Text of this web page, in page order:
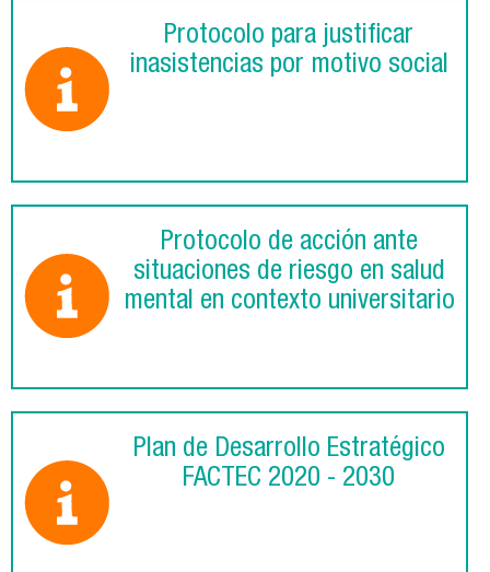
Protocolo para justificar
inasistencias por motivo social
Protocolo de acción ante
situaciones de riesgo en salud
mental en contexto universitario
Plan de Desarrollo Estratégico
FACTEC 2020 - 2030